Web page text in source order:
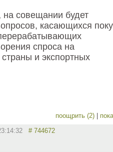
совещании будет
касающихся
спроса на
и экспортных
поощрить (2)
# 744672